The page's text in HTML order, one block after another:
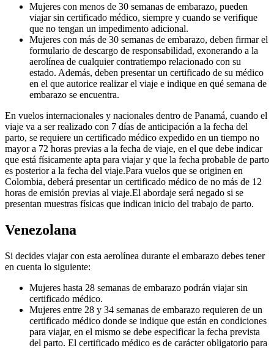
Mujeres con menos de 30 semanas de embarazo, pueden
viajar sin certificado médico, siempre y cuando se verifique
que no tengan un impedimento adicional.
Mujeres con más de 30 semanas de embarazo­­­, deben firmar el
formulario de descargo de responsabilidad, exonerando a la
aerolínea de cualquier contratiempo relacionado con su
estado. Además, deben presentar un certificado de su médico
en el que autorice realizar el viaje e indique en qué semana de
embarazo se encuentra.
En vuelos internacionales y nacionales dentro de Panamá, cuando el
viaje va a ser realizado con 7 días de anticipación a la fecha del
parto, se requiere un certificado médico expedido en un tiempo no
mayor a 72 horas previas a la fecha de viaje, en el que debe indicar
que está físicamente apta para viajar y que la fecha probable de parto
es posterior a la fecha del viaje.Para vuelos que se originen en
Colombia, deberá presentar un certificado médico de no más de 12
horas de emisión previas al viaje.El abordaje será negado si se
presentan muestras físicas que indican inicio del trabajo de parto.
Venezolana
Si decides viajar con esta aerolínea durante el embarazo debes tener
en cuenta lo siguiente:
Mujeres hasta 28 semanas de embarazo podrán viajar sin
certificado médico.
Mujeres entre 28 y 34 semanas de embarazo requieren de un
certificado médico donde se indique que están en condiciones
para viajar, en el mismo se debe especificar la fecha prevista
del parto. El certificado médico es de carácter obligatorio para